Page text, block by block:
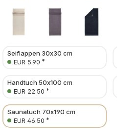
Seiflappen 30x30 cm
EUR 5.90 *
Handtuch 50x100 cm
EUR 22.50 *
Saunatuch 70x190 cm
EUR 46.50 *